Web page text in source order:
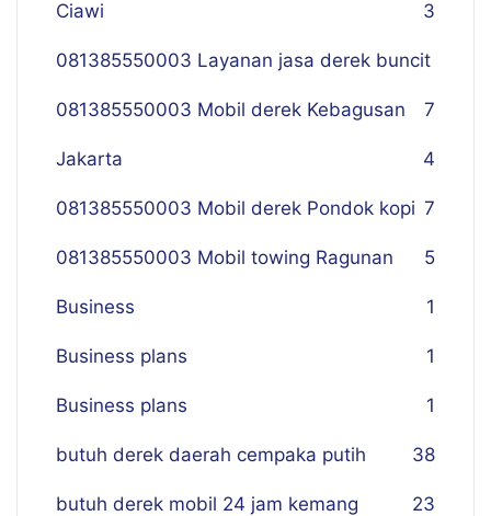
Ciawi 3
081385550003 Layanan jasa derek buncit
7
081385550003 Mobil derek Kebagusan
Jakarta 4
081385550003 Mobil derek Pondok kopi 7
081385550003 Mobil towing Ragunan 5
Business 1
Business plans 1
Business plans 1
butuh derek daerah cempaka putih 38
butuh derek mobil 24 jam kemang 23